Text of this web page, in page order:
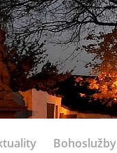
Bohoslužby